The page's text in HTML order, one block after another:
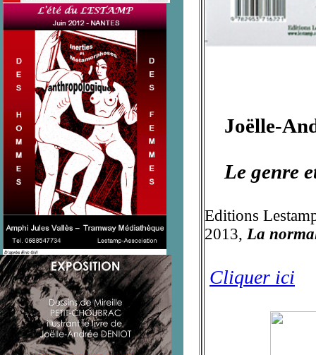
Joëlle-
Le genre
Editions
2013, La
Cliquer ici